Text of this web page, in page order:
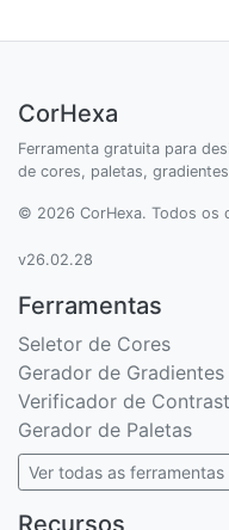
CorHexa
Ferramenta gratuita para
de cores, paletas,
© 2026 CorHexa. Todos os
v26.02.28
Ferramentas
Seletor de Cores
Gerador de Gradientes
Verificador de
Gerador de Paletas
Ver todas as ferramentas
Recursos